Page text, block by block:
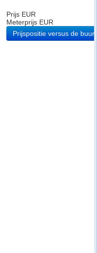
Prijs EUR
Meterprijs EUR
Prijspositie versus de buurt